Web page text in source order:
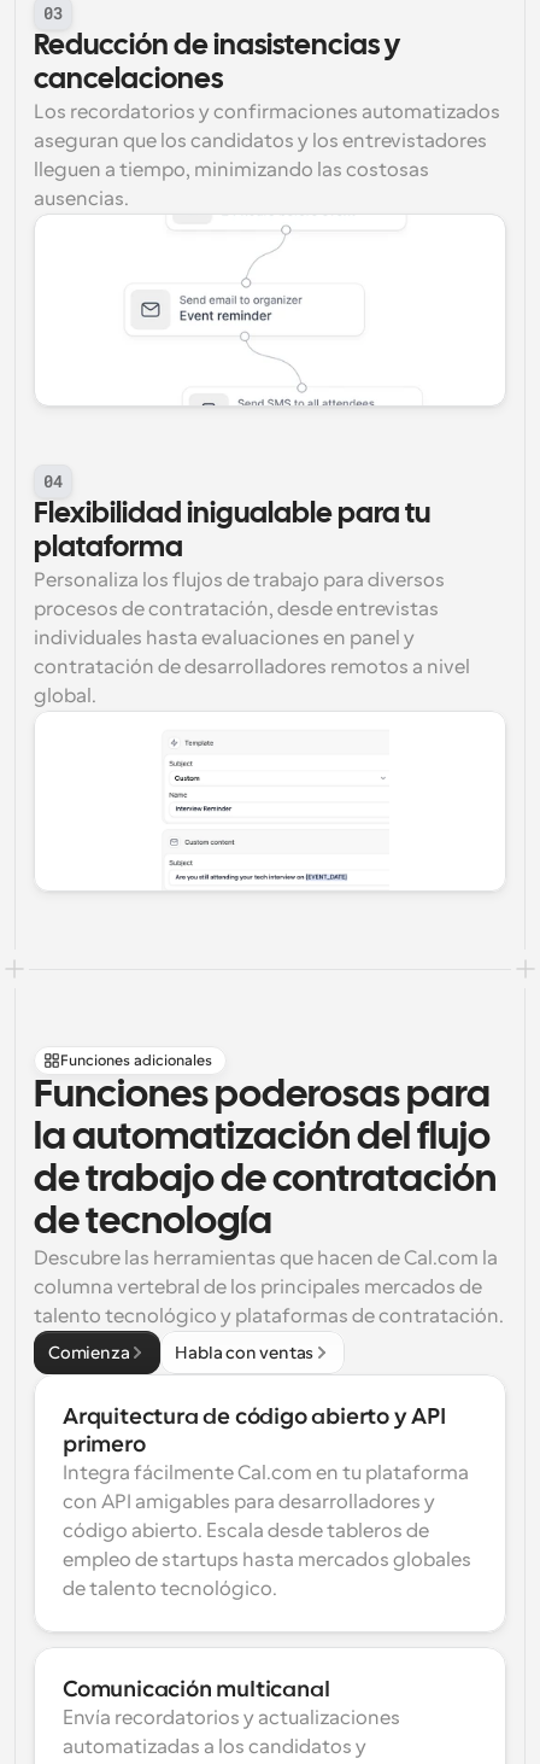
03
Reducción de inasistencias y
cancelaciones
Los recordatorios y confirmaciones automatizados
aseguran que los candidatos y los entrevistadores
lleguen a tiempo, minimizando las costosas
ausencias.
04
Flexibilidad inigualable para tu
plataforma
Personaliza los flujos de trabajo para diversos
procesos de contratación, desde entrevistas
individuales hasta evaluaciones en panel y
contratación de desarrolladores remotos a nivel
global.
Funciones adicionales
Funciones poderosas para
la automatización del flujo
de trabajo de contratación
de tecnología
Descubre las herramientas que hacen de Cal.com la
columna vertebral de los principales mercados de
talento tecnológico y plataformas de contratación.
Comienza Habla con ventas
Arquitectura de código abierto y API
primero
Integra fácilmente Cal.com en tu plataforma
con API amigables para desarrolladores y
código abierto. Escala desde tableros de
empleo de startups hasta mercados globales
de talento tecnológico.
Comunicación multicanal
Envía recordatorios y actualizaciones
automatizadas a los candidatos y